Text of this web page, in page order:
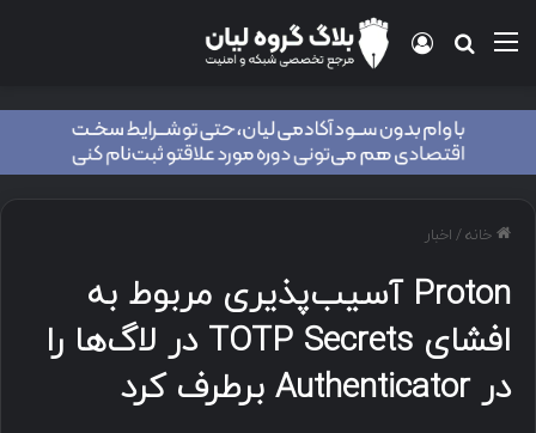
منو جستجو برای
ورود
خانه/ اخبار
Proton آسیب‌پذیری مربوط به
افشای TOTP Secrets در لاگ‌ها را
در Authenticator برطرف کرد